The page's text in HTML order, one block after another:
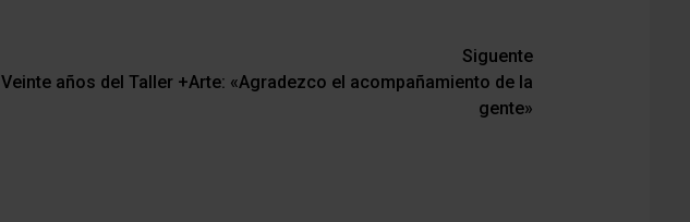
Siguente
Veinte años del Taller +Arte: «Agradezco el acompañamiento de la
gente»